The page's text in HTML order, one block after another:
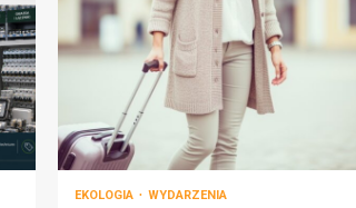
EKOLOGIA WYDARZENIA